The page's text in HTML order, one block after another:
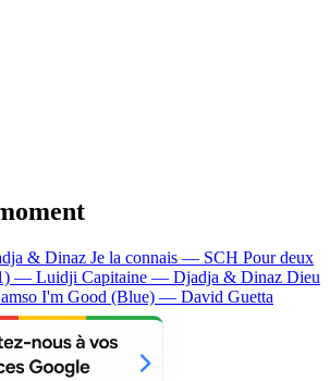
& Dinaz Je la connais — SCH Pour deux
1) — Luidji Capitaine — Djadja & Dinaz Dieu
I'm Good (Blue) — David Guetta